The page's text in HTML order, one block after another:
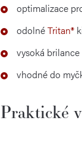
optimalizace
odolnéTritan®
vysoká
vhodné do
Praktické